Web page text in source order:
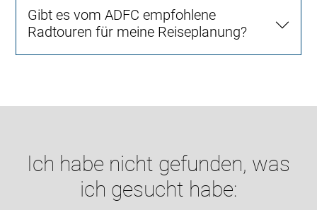
Gibt es vom ADFC empfohlene
Radtouren für meine Reiseplanung?
Ich habe nicht gefunden, was
ich gesucht habe: